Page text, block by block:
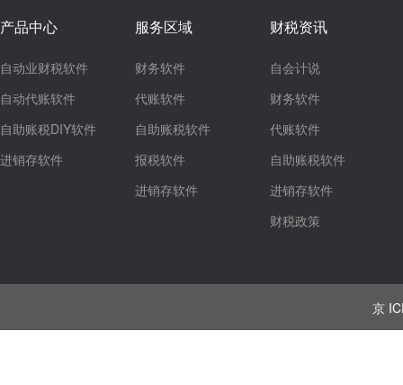
产品中心
自动业财税软件
自动代账软件
自助账税DIY软件
进销存软件
服务区域
财务软件
代账软件
自助账税软件
报税软件
进销存软件
财税资讯
自会计说
财务软件
代账软件
自助账税软件
进销存软件
财税政策
京